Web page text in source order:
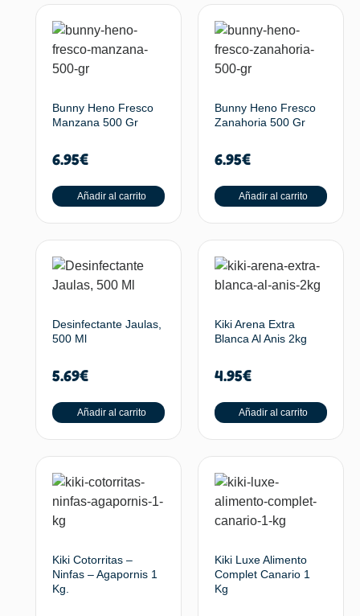
Bunny Heno Fresco
Manzana 500 Gr
6.95€
Añadir al carrito
Bunny Heno Fresco
Zanahoria 500 Gr
6.95€
Añadir al carrito
Desinfectante Jaulas,
500 Ml
5.69€
Añadir al carrito
Kiki Arena Extra
Blanca Al Anis 2kg
4.95€
Añadir al carrito
Kiki Cotorritas –
Ninfas – Agapornis 1
Kg.
Kiki Luxe Alimento
Complet Canario 1
Kg